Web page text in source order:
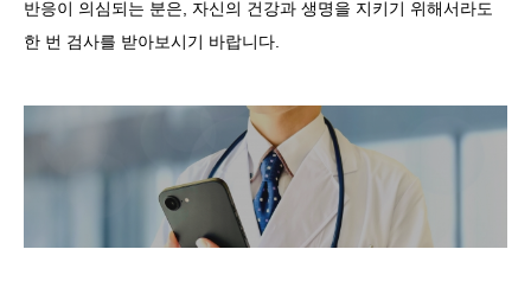
반응이 의심되는 분은, 자신의 건강과 생명을 지키기 위해서라도
한 번 검사를 받아보시기 바랍니다.